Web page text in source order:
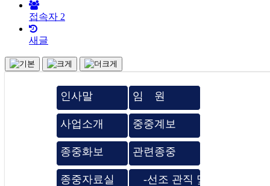
접속자 2
새글
인사말 임 원
사업소개 중중계보
종중화보 관련종중
종중자료실 -선조 관직 및 품계 관련